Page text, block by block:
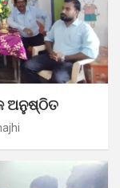
ଅନୁଷ୍ଠିତ